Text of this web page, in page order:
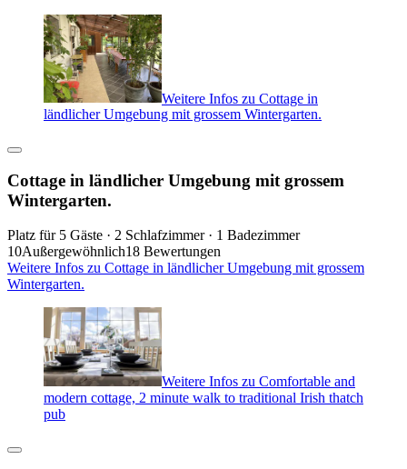
Weitere Infos zu Cottage in
ländlicher Umgebung mit grossem Wintergarten.
Cottage in ländlicher Umgebung mit grossem
Wintergarten.
Platz für 5 Gäste · 2 Schlafzimmer · 1 Badezimmer
10Außergewöhnlich18 Bewertungen
Weitere Infos zu Cottage in ländlicher Umgebung mit grossem
Wintergarten.
Weitere Infos zu Comfortable and
modern cottage, 2 minute walk to traditional Irish thatch
pub